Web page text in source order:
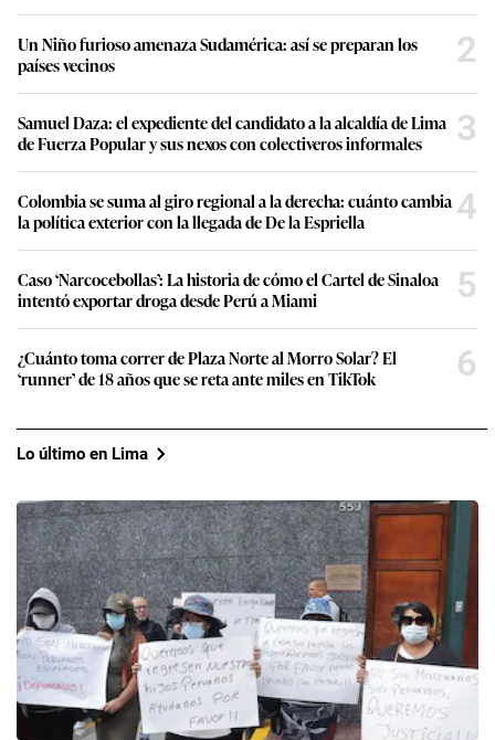
Un Niño furioso amenaza Sudamérica: así se preparan los
países vecinos
2
Samuel Daza: el expediente del candidato a la alcaldía de Lima
de Fuerza Popular y sus nexos con colectiveros informales
3
Colombia se suma al giro regional a la derecha: cuánto cambia
la política exterior con la llegada de De la Espriella
4
Caso ‘Narcocebollas’: La historia de cómo el Cartel de Sinaloa
intentó exportar droga desde Perú a Miami
5
¿Cuánto toma correr de Plaza Norte al Morro Solar? El
‘runner’ de 18 años que se reta ante miles en TikTok
6
Lo último en Lima